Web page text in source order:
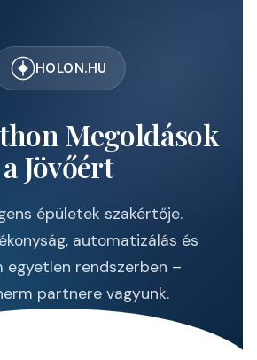
HOLON.HU
Megoldások
a Jövőért
épületek szakértője.
automatizálás és
egyetlen rendszerben –
partnere vagyunk.